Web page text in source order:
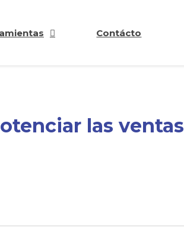
Contácto
las ventas